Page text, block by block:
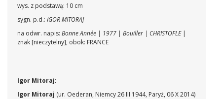
wys. z podstawą: 10 cm
sygn. p.d.: IGOR MITORAJ
na odwr. napis: Bonne Année | 1977 | Bouiller | CHRISTOFLE|
znak [nieczytelny], obok: FRANCE
Igor Mitoraj:
Igor Mitoraj (ur. Oederan, Niemcy 26 III 1944, Paryż, 06 X 2014)